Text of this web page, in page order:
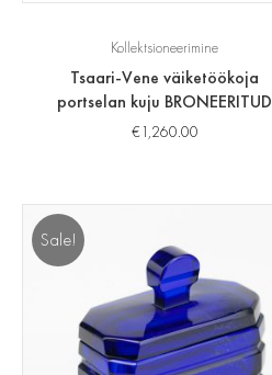
Kollektsioneerimine
Tsaari-Vene väiketöökoja
portselan kuju BRONEERITUD
€1,260.00
Sale!